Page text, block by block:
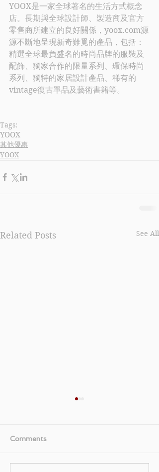
YOOX是一家全球著名的生活方式概念
店。長期與全球設計師、製造商及官方
零售商所建立的良好關係，yoox.com源
源不斷地呈現新奇難覓的產品，包括：
精選全球最負盛名的時尚品牌的服裝及
配飾、獨家合作的限量系列、環保時尚
系列、獨特的家居設計產品、稀有的
vintage復古單品及藝術書籍等。
Tags:
YOOX
其他優惠
YOOX
Related Posts See All
Comments